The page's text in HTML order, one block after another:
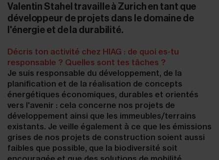
Valentin Stahel travaille à Zurich en tant que
développeur de projets dans le domaine de
l'énergie et de la durabilité.
Décris ton activité chez HIAG : de quoi es-tu
responsable ? Quelles sont tes tâches ?
Je suis responsable du développement, de la
planification et de la réalisation de concepts
énergétiques économiques, durables et orientés
vers l'avenir : cela concerne nos projets de
développement ainsi que les immeubles/terrains
existants. Je veille également à ce que les émissions
grises de nos projets de construction soient aussi
faibles que possible, que la biodiversité soit